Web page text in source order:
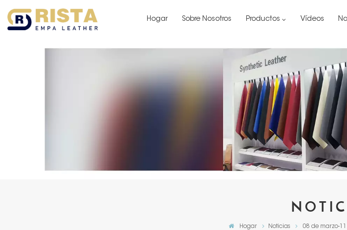
Hogar Sobre Nosotros Productos Vídeos
Hogar Noticias 08 de marzo-